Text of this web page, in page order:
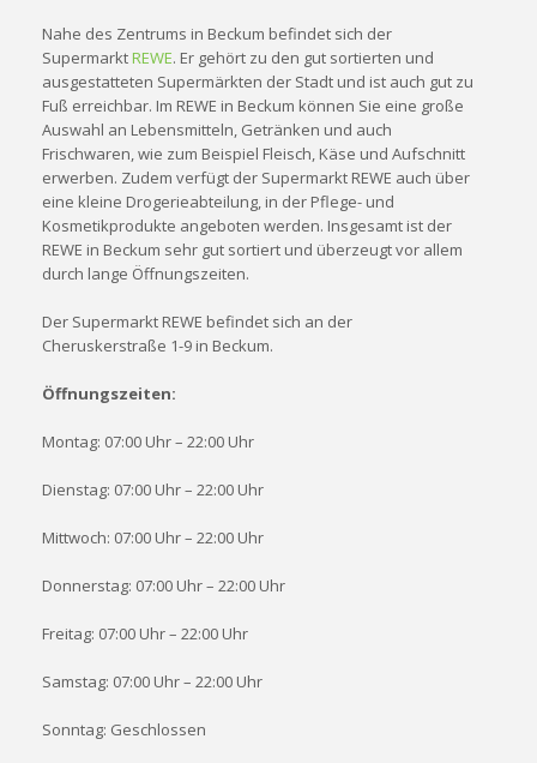
Nahe des Zentrums in Beckum befindet sich der
SupermarktREWE. Er gehört zu den gut sortierten und
ausgestatteten Supermärkten der Stadt und ist auch gut zu
Fuß erreichbar. Im REWE in Beckum können Sie eine große
Auswahl an Lebensmitteln, Getränken und auch
Frischwaren, wie zum Beispiel Fleisch, Käse und Aufschnitt
erwerben. Zudem verfügt der Supermarkt REWE auch über
eine kleine Drogerieabteilung, in der Pflege- und
Kosmetikprodukte angeboten werden. Insgesamt ist der
REWE in Beckum sehr gut sortiert und überzeugt vor allem
durch lange Öffnungszeiten.
Der Supermarkt REWE befindet sich an der
Cheruskerstraße 1-9 in Beckum.
Öffnungszeiten:
Montag: 07:00 Uhr – 22:00 Uhr
Dienstag: 07:00 Uhr – 22:00 Uhr
Mittwoch: 07:00 Uhr – 22:00 Uhr
Donnerstag: 07:00 Uhr – 22:00 Uhr
Freitag: 07:00 Uhr – 22:00 Uhr
Samstag: 07:00 Uhr – 22:00 Uhr
Sonntag: Geschlossen